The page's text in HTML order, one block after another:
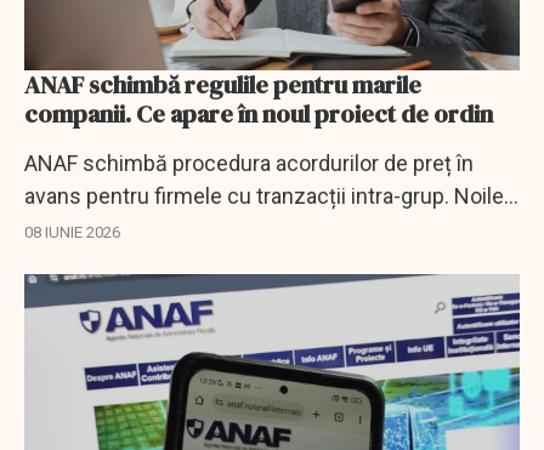
ANAF schimbă regulile pentru marile
companii. Ce apare în noul proiect de ordin
ANAF schimbă procedura acordurilor de preț în
avans pentru firmele cu tranzacții intra-grup. Noile
reguli vizează și aplicarea retroactivă.
08 IUNIE 2026